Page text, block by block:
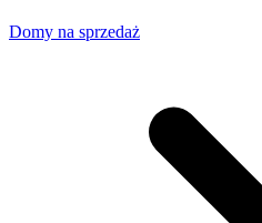
Domy na sprzedaż